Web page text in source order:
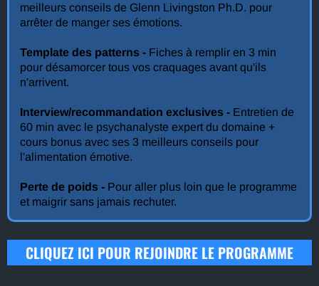
meilleurs conseils de Glenn Livingston Ph.D. pour
arrêter de manger ses émotions.
Template des patterns - Fiches à remplir en 3 min
pour désamorcer tous vos craquages avant qu'ils
n'arrivent.
Interview/recommandation exclusives - Entretien de
60 min avec le psychanalyste expert du domaine +
cours bonus avec ses 3 meilleurs conseils pour
l'alimentation émotive.
Perte de poids - Pour aller plus loin que le programme
et maigrir sans jamais rechuter.
CLIQUEZ ICI POUR REJOINDRE LE PROGRAMME